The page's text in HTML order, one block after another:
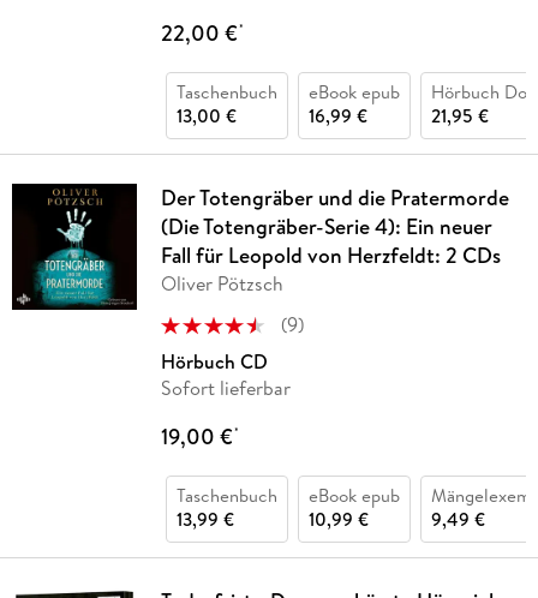
22,00 €*
Taschenbuch
13,00 €
eBook epub
16,99 €
Hörbuch
21,95 €
Der Totengräber und die Pratermorde
(Die Totengräber-Serie 4): Ein neuer
Fall für Leopold von Herzfeldt: 2 CDs
Oliver Pötzsch
(9)
Hörbuch CD
Sofort lieferbar
19,00 €*
Taschenbuch
13,99 €
eBook epub
10,99 €
9,49 €